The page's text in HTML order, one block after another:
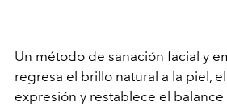
Un método de sanación facial y
regresa el brillo natural a la piel,
expresión y restablece el